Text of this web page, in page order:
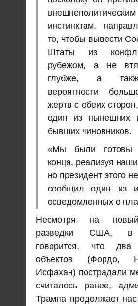
внешнеполитическим
инстинктам,
то, чтобы вывести
Штаты из
рубежом, а не
глубже, а
вероятности
жертв с обеих
один из нынешних
бывших чиновников.
«Мы были готовы
конца, реализуя
но президент этого
сообщил один из
осведомленных о
Несмотря на
разведки США, в
говорится, что
объектов (Фордо,
Исфахан) пострадали
считалось ранее,
Трампа продолжает